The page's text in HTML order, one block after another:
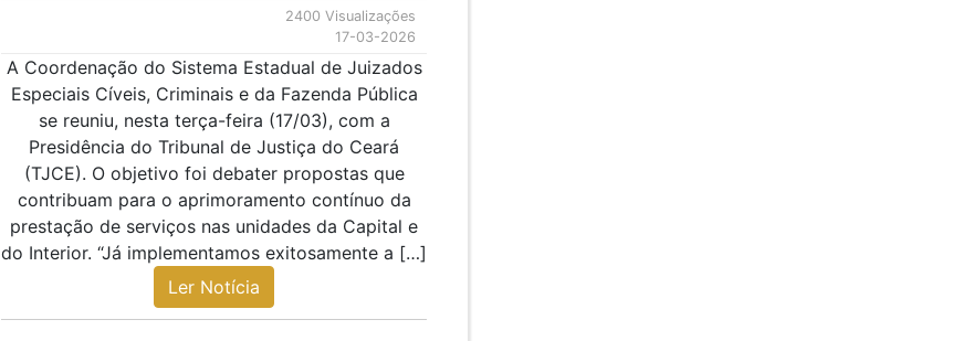
2400 Visualizações
17-03-2026
A Coordenação do Sistema Estadual de Juizados
Especiais Cíveis, Criminais e da Fazenda Pública
se reuniu, nesta terça-feira (17/03), com a
Presidência do Tribunal de Justiça do Ceará
(TJCE). O objetivo foi debater propostas que
contribuam para o aprimoramento contínuo da
prestação de serviços nas unidades da Capital e
do Interior. “Já implementamos exitosamente a […]
Ler Notícia